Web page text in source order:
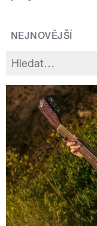
NEJNOVĚJŠÍ